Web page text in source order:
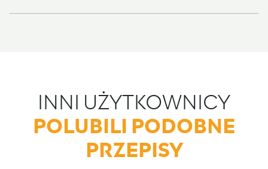
INNI UŻYTKOWNICY
POLUBILI PODOBNE
PRZEPISY